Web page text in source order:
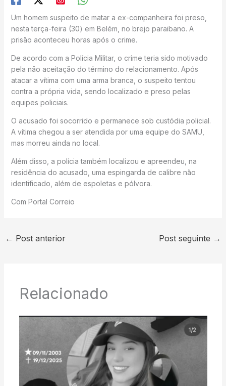
Um homem suspeito de matar a ex-companheira foi preso,
nesta terça-feira (30) em Belém, no brejo paraibano. A
prisão aconteceu horas após o crime.
De acordo com a Polícia Militar, o crime teria sido motivado
pela não aceitação do término do relacionamento. Após
atacar a vítima com uma arma branca, o suspeito tentou
contra a própria vida, sendo localizado e preso pelas
equipes policiais.
O acusado foi socorrido e permanece sob custódia policial.
A vítima chegou a ser atendida por uma equipe do SAMU,
mas morreu ainda no local.
Além disso, a polícia também localizou e apreendeu, na
residência do acusado, uma espingarda de calibre não
identificado, além de espoletas e pólvora.
Com Portal Correio
← Post anterior Post seguinte →
Relacionado